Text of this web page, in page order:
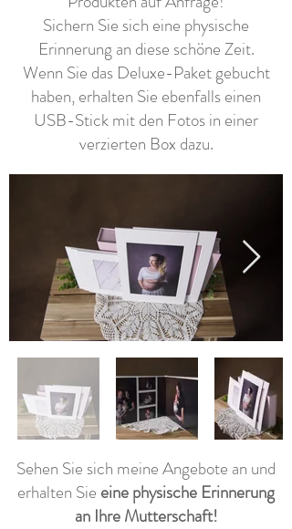
Sichern Sie sich eine physische
Erinnerung an diese schöne Zeit.
Wenn Sie das Deluxe-Paket gebucht
haben, erhalten Sie ebenfalls einen
USB-Stick mit den Fotos in einer
verzierten Box dazu.
Sehen Sie sich meine Angebote an und
erhalten Sie eine physische Erinnerung
an Ihre Mutterschaft!